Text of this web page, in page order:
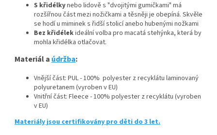
S křidélkynebo lidově s "dvojitými gumičkami" má
rozšířnou část mezi nožičkami a těsněji je obepíná. Skvěle
se hodí u miminek s řidší stolicí anebo hubenými nožkami
Bez křidélekideální volba pro macatá stehýnka, která by
mohla křidélka otlačovat.
Materiál a údržba:
Vnější část: PUL - 100% polyester z recyklátu laminovaný
polyuretanem (vyroben v EU)
Vnitřní část: Fleece - 100% polyester z recyklátu (vyroben
v EU)
Materiály jsou certifikovány pro děti do 3 let.